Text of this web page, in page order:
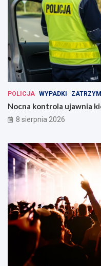
POLICJA WYPADKI
Nocna kontrola ujawnia
8 sierpnia 2026